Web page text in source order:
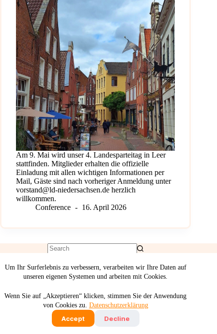
Um Ihr Surferlebnis zu verbessern, verarbeiten wir Ihre Daten auf
unseren eigenen Systemen und arbeiten mit Cookies.
Wenn Sie auf „Akzeptieren“ klicken, stimmen Sie der Anwendung
von Cookies zu. Datenschutzerklärung
Accept Decline
Am 9. Mai wird unser 4. Landesparteitag in Leer
stattfinden. Mitglieder erhalten die offizielle
Einladung mit allen wichtigen Informationen per
Mail, Gäste sind nach vorheriger Anmeldung unter
vorstand@ld-niedersachsen.de herzlich
willkommen.
Conference
16. April 2026
Deutsch
Imprint
Privacy Policy